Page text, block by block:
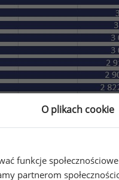
O plikach cookie
funkcje
partnerom